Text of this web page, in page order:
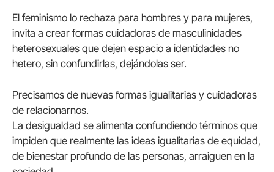
El feminismo lo rechaza para hombres y para mujeres,
invita a crear formas cuidadoras de masculinidades
heterosexuales que dejen espacio a identidades no
hetero, sin confundirlas, dejándolas ser.
Precisamos de nuevas formas igualitarias y cuidadoras
de relacionarnos.
La desigualdad se alimenta confundiendo términos que
impiden que realmente las ideas igualitarias de equidad,
de bienestar profundo de las personas, arraiguen en la